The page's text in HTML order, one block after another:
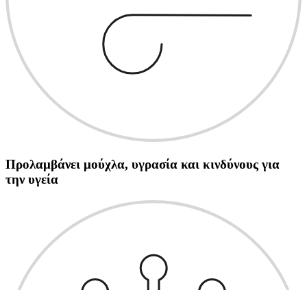
Προλαμβάνει μούχλα, υγρασία και κινδύνους για
την υγεία